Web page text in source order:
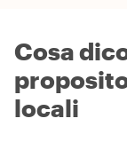
Cosa
locali